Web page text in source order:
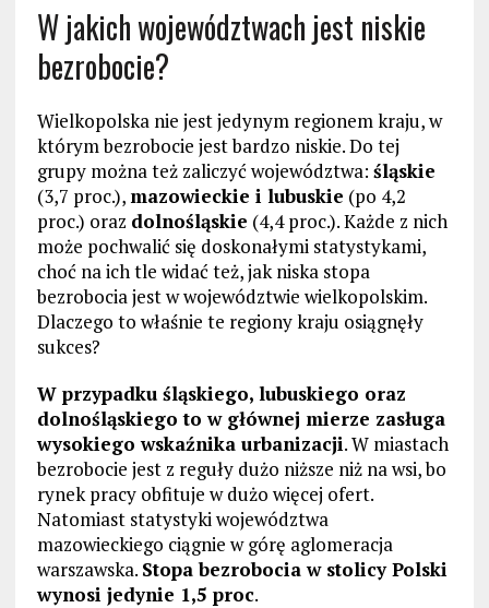
W jakich województwach jest niskie
bezrobocie?
Wielkopolska nie jest jedynym regionem kraju, w
którym bezrobocie jest bardzo niskie. Do tej
grupy można też zaliczyć województwa: śląskie
(3,7 proc.), mazowieckie i lubuskie (po 4,2
proc.) oraz dolnośląskie (4,4 proc.). Każde z nich
może pochwalić się doskonałymi statystykami,
choć na ich tle widać też, jak niska stopa
bezrobocia jest w województwie wielkopolskim.
Dlaczego to właśnie te regiony kraju osiągnęły
sukces?
W przypadku śląskiego, lubuskiego oraz
dolnośląskiego to w głównej mierze zasługa
wysokiego wskaźnika urbanizacji. W miastach
bezrobocie jest z reguły dużo niższe niż na wsi, bo
rynek pracy obfituje w dużo więcej ofert.
Natomiast statystyki województwa
mazowieckiego ciągnie w górę aglomeracja
warszawska. Stopa bezrobocia w stolicy Polski
wynosi jedynie 1,5 proc.